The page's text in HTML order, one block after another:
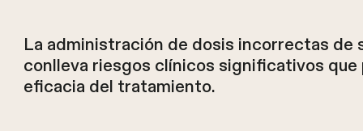
La administración de dosis incorrectas de
conlleva riesgos clínicos significativos
eficacia del tratamiento.